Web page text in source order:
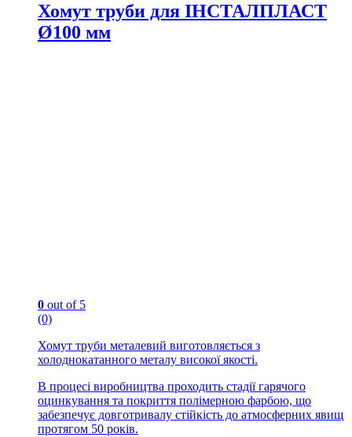
Хомут труби для ІНСТАЛПЛАСТ
Ø100 мм
0 out of 5
(0)
Хомут труби металевий виготовляється з
холоднокатанного металу високої якості.
В процесі виробництва проходить стадії гарячого
оцинкування та покриття полімерною фарбою, що
забезпечує довготривалу стійкість до атмосферних явищ
протягом 50 років.